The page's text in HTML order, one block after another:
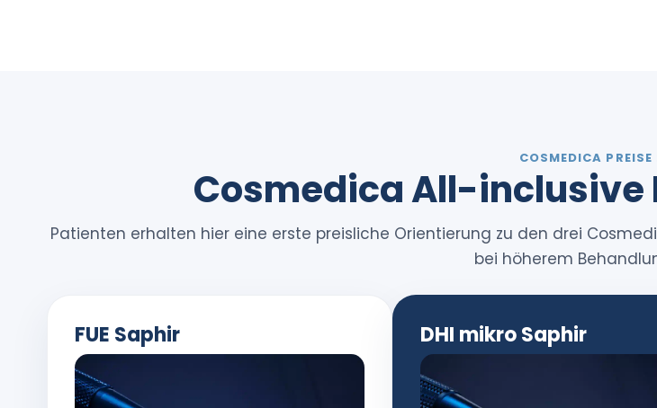
COSMEDICA
Cosmedica All-inclusive
Patienten erhalten hier eine erste preisliche Orientierung zu den drei
bei höherem
FUE Saphir DHI mikro Saphir